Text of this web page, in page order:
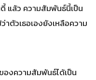
แล้ว ความสัมพันธ์นี้เป็น
ตัวเธอเองยังเหลือความ
งความสัมพันธ์ได้เป็น